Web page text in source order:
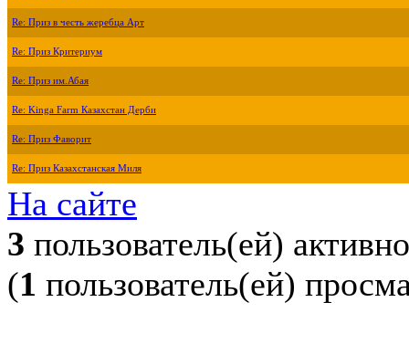
Re: Приз в честь жеребца Арт
Re: Приз Критериум
Re: Приз им.Абая
Re: Kinga Farm Казахстан Дерби
Re: Приз Фаворит
Re: Приз Казахстанская Миля
На сайте
3 пользователь(ей) активно
(1 пользователь(ей)